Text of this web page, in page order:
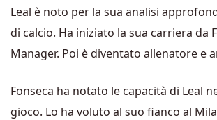
Leal è noto per la sua analisi
di calcio. Ha iniziato la sua carriera da
Manager. Poi è diventato allenatore e
Fonseca ha notato le capacità di Leal
gioco. Lo ha voluto al suo fianco al